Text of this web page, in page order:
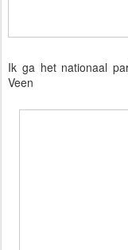
Ik ga het nationaal
Veen